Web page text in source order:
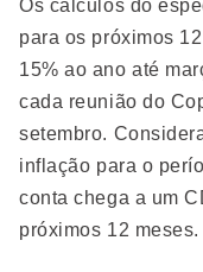
Os cálculos do
para os próximos
15% ao ano até
cada reunião do
setembro.
inflação para o
conta chega a um
próximos 12 meses.